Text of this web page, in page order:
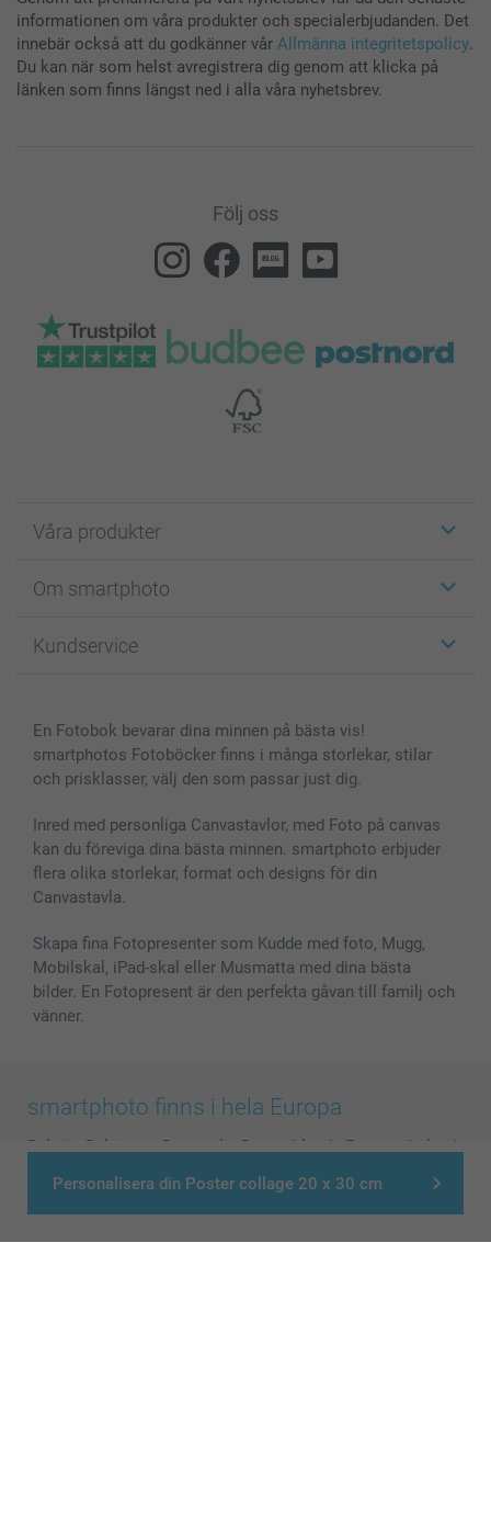
Personalisera din Poster collage 20 x 30 cm
informationen om våra produkter och specialerbjudanden. Det
innebär också att du godkänner vår Allmänna integritetspolicy.
Du kan när som helst avregistrera dig genom att klicka på
länken som finns längst ned i alla våra nyhetsbrev.
Följ oss
Våra produkter
Fotokort
Fotoböcker
Skal till Mobil & Surfplatta
MyNameBook
Fotoramar & Tillbehör
Presentkort
Alla fotoprodukter
Om smartphoto
För affiliates
Sitemap
Villkor och garantier
Kundservice
smartbonus
Priser & betalning
En Fotobok bevarar dina minnen på bästa vis!
smartphotos Fotoböcker finns i många storlekar, stilar
och prisklasser, välj den som passar just dig.
Inred med personliga Canvastavlor, med Foto på canvas
kan du föreviga dina bästa minnen. smartphoto erbjuder
flera olika storlekar, format och designs för din
Canvastavla.
Skapa fina Fotopresenter som Kudde med foto, Mugg,
Mobilskal, iPad-skal eller Musmatta med dina bästa
bilder. En Fotopresent är den perfekta gåvan till familj och
vänner.
smartphoto finns i hela Europa
België Belgique Danmark Deutschland France
Ireland
Nederland - Norge Österreich Schweiz - Suisse